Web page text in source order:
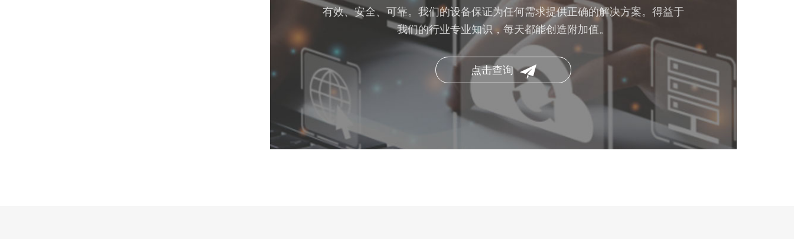
有效、安全、可靠。我们的设备保证为任何需求提供正确的解决方案。得益于
我们的行业专业知识，每天都能创造附加值。
点击查询